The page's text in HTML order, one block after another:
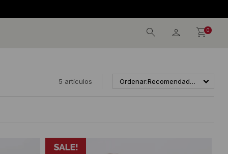
0
5 artículos Recomendados